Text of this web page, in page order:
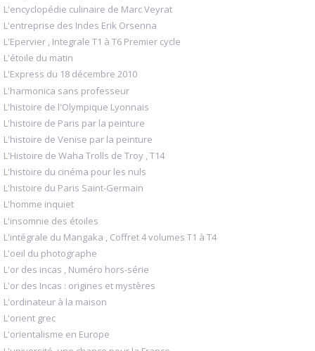
L'encyclopédie culinaire de Marc Veyrat
L'entreprise des Indes Erik Orsenna
L'Epervier , Integrale T1 à T6 Premier cycle
L'étoile du matin
L'Express du 18 décembre 2010
L'harmonica sans professeur
L'histoire de l'Olympique Lyonnais
L'histoire de Paris par la peinture
L'histoire de Venise par la peinture
L'Histoire de Waha Trolls de Troy , T14
L'histoire du cinéma pour les nuls
L'histoire du Paris Saint-Germain
L'homme inquiet
L'insomnie des étoiles
L'intégrale du Mangaka , Coffret 4 volumes T1 à T4
L'oeil du photographe
L'or des incas , Numéro hors-série
L'or des Incas : origines et mystères
L'ordinateur à la maison
L'orient grec
L'orientalisme en Europe